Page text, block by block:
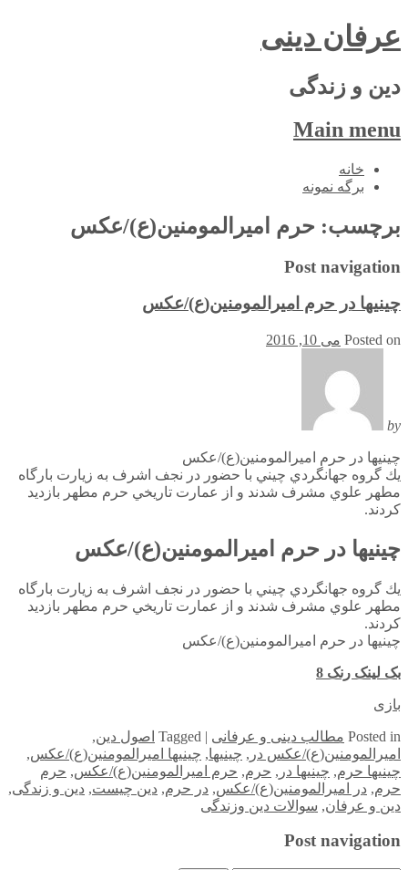
عرفان دینی
دین و زندگی
Main menu
Skip
خانه
برگه نمونه
برچسب: حرم امیرالمومنین(ع)/عکس
Post navigation
چيني‎ها در حرم امیرالمومنین(ع)/عکس
Posted on می 10, 2016
by
چيني‎ها در حرم امیرالمومنین(ع)/عکس
يك گروه جهانگردي چيني با حضور در نجف اشرف به زيارت بارگاه
مطهر علوي مشرف شدند و از عمارت تاريخي حرم مطهر بازديد
كردند.
چيني‎ها در حرم امیرالمومنین(ع)/عکس
يك گروه جهانگردي چيني با حضور در نجف اشرف به زيارت بارگاه
مطهر علوي مشرف شدند و از عمارت تاريخي حرم مطهر بازديد
كردند.
چيني‎ها در حرم امیرالمومنین(ع)/عکس
بک لینک رنک 8
بازی
Posted in مطالب دینی و عرفانی |
Tagged اصول دین,
امیرالمومنین(ع)/عکس در , چيني‎ها , چيني‎ها امیرالمومنین(ع)/عکس
,
چيني‎ها حرم
, چيني‎ها در , حرم, حرم امیرالمومنین(ع)/عکس, حرم
حرم, در امیرالمومنین(ع)/عکس, در حرم, دین چیست, دین و زندگی,
دین و عرفان, سوالات دین وزندگی
Post navigation